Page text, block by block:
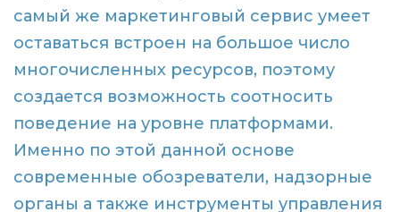
самый же маркетинговый сервис умеет
оставаться встроен на большое число
многочисленных ресурсов, поэтому
создается возможность соотносить
поведение на уровне платформами.
Именно по этой данной основе
современные обозреватели, надзорные
органы а также инструменты управления